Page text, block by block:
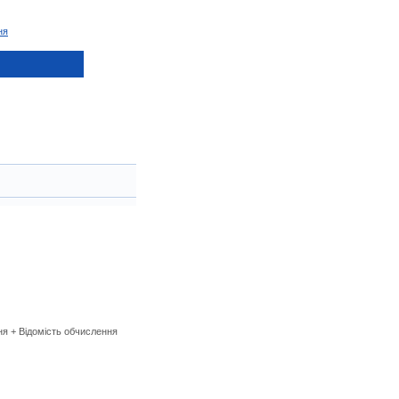
+ Відомість обчислення